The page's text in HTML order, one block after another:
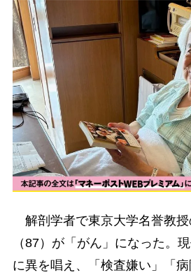
解剖学者で東京大学名誉教授
（87）が「がん」になった。
に異を唱え、「検査嫌い」「